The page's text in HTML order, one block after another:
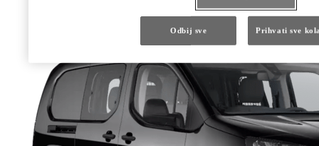
Odbij sve Prihvati sve